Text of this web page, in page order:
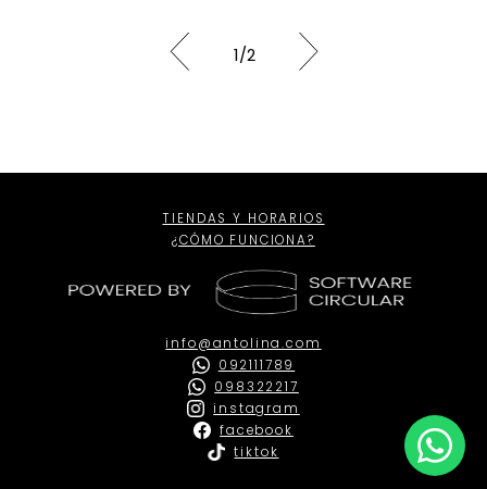
1/2
TIENDAS Y HORARIOS
¿CÓMO FUNCIONA?
info@antolina.com
092111789
098322217
instagram
facebook
tiktok